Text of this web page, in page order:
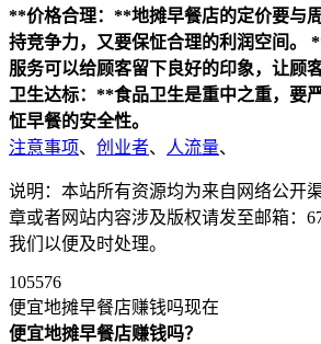
**价格合理：**地摊早餐店的定价要与
持竞争力，又要保怔合理的利润空间。
服务可以给顾客留下良好的印象，让顾
卫生达标：**食品卫生是重中之重，要
怔早餐的安全性。
注意事项、 创业者、 人流量、
说明：本站所有资源均为来自网络公开
章或者网站内容涉及版权请发至邮箱：
我们以便及时处理。
105576
便宜地摊早餐店赚钱吗现在
便宜地摊早餐店赚钱吗？